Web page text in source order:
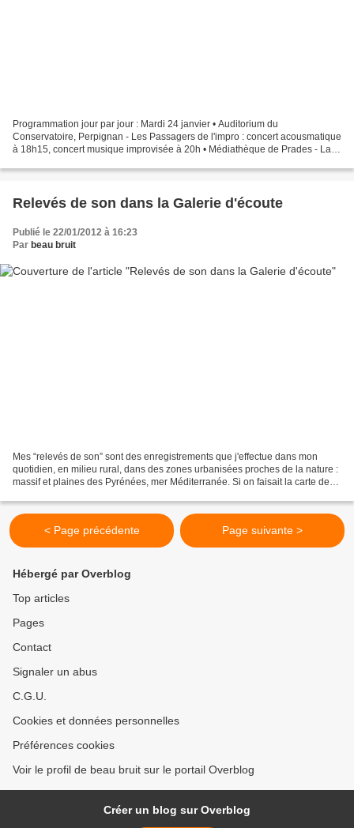
Programmation jour par jour : Mardi 24 janvier • Auditorium du
Conservatoire, Perpignan - Les Passagers de l'impro : concert acousmatique
à 18h15, concert musique improvisée à 20h • Médiathèque de Prades - La
Relevés de son dans la Galerie d'écoute
Publié le 22/01/2012 à 16:23
Par beau bruit
Mes “relevés de son” sont des enregistrements que j'effectue dans mon
quotidien, en milieu rural, dans des zones urbanisées proches de la nature :
massif et plaines des Pyrénées, mer Méditerranée. Si on faisait la carte des
< Page précédente Page suivante >
Hébergé par Overblog
Top articles
Pages
Contact
Signaler un abus
C.G.U.
Cookies et données personnelles
Préférences cookies
Voir le profil de beau bruit sur le portail Overblog
Créer un blog sur Overblog